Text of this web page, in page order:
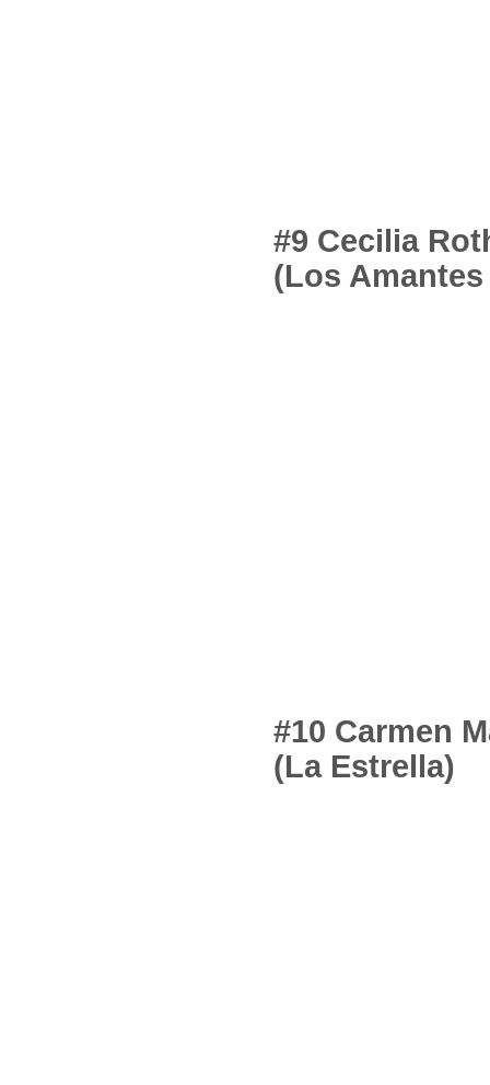
#9 Cecilia
(Los
#10 Carmen
(La Estrella)